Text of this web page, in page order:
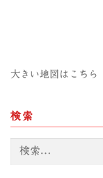
大きい地図はこちら
検索